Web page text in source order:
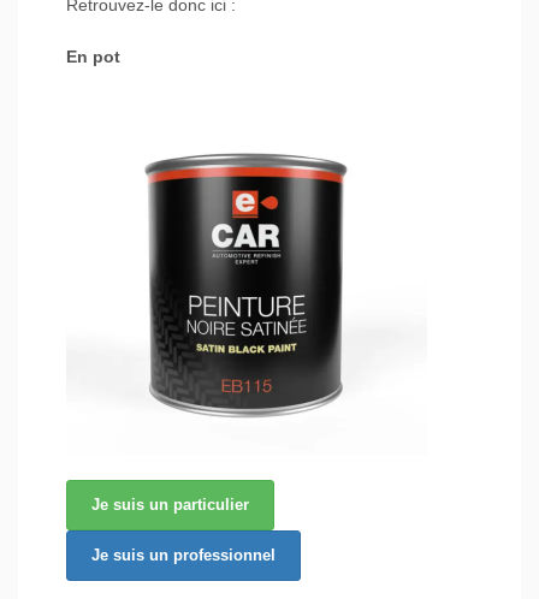
Retrouvez-le donc ici :
En pot
Je suis un particulier
Je suis un professionnel